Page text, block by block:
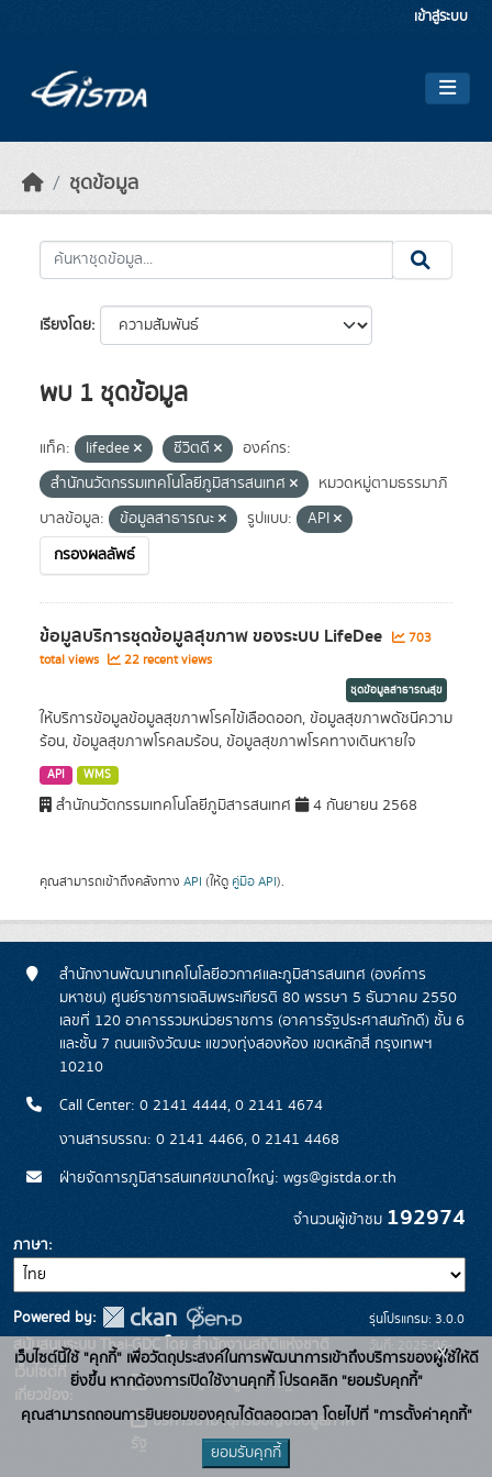
เข้าสู่ระบบ
ชุดข้อมูล
เรียงโดย
พบ 1 ชุดข้อมูล
แท็ค: lifedee ชีวิตดี
องค์กร:
สำนักนวัตกรรมเทคโนโลยีภูมิสารสนเทศ
หมวดหมู่ตามธรรมาภิ
บาลข้อมูล:
ข้อมูลสาธารณะ รูปแบบ:
API
กรองผลลัพธ์
ข้อมูลบริการชุดข้อมูลสุขภาพ ของระบบ LifeDee
703
total views
22 recent views
ชุดข้อมูลสาธารณสุข
ให้บริการข้อมูลข้อมูลสุขภาพโรคไข้เลือดออก, ข้อมูลสุขภาพดัชนีความ
ร้อน, ข้อมูลสุขภาพโรคลมร้อน, ข้อมูลสุขภาพโรคทางเดินหายใจ
API WMS
สำนักนวัตกรรมเทคโนโลยีภูมิสารสนเทศ 4 กันยายน 2568
คุณสามารถเข้าถึงคลังทาง API (ให้ดู คู่มือ API).
สำนักงานพัฒนาเทคโนโลยีอวกาศและภูมิสารสนเทศ (องค์การ
มหาชน) ศูนย์ราชการเฉลิมพระเกียรติ 80 พรรษา 5 ธันวาคม 2550
เลขที่ 120 อาคารรวมหน่วยราชการ (อาคารรัฐประศาสนภักดี) ชั้น 6
และชั้น 7 ถนนแจ้งวัฒนะ แขวงทุ่งสองห้อง เขตหลักสี่ กรุงเทพฯ
10210
Call Center: 0 2141 4444, 0 2141 4674
งานสารบรรณ: 0 2141 4466, 0 2141 4468
ฝ่ายจัดการภูมิสารสนเทศขนาดใหญ่: wgs@gistda.or.th
จำนวนผู้เข้าชม 192974
ภาษา
Powered by:
สนับสนุนระบบ Thai-GDC โดย สำนักงานสถิติแห่งชาติ
เว็บไซต์ที่
เกี่ยวข้อง:
ระบบบัญชีข้อมูลภาครัฐ
บริการนามานุกรมบัญชีข้อมูลภาค
รุ่นโปรแกรม: 3.0.0
วันที่: 2025-06-
26
เว็บไซต์นี้ใช้ "คุกกี้" เพื่อวัตถุประสงค์ในการพัฒนาการเข้าถึงบริการของผู้ใช้ให้ดี
ยิ่งขึ้น หากต้องการเปิดใช้งานคุกกี้ โปรดคลิก "ยอมรับคุกกี้"
คุณสามารถถอนการยินยอมของคุณได้ตลอดเวลา โดยไปที่ "การตั้งค่าคุกกี้"
ยอมรับคุกกี้
x